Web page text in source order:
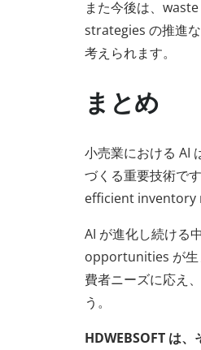
また今後は、
strategies の推進
考えられます。
まとめ
小売業における AI
づくる重要技術で
efficient inventory
AI が進化し続ける
opportunities が生
費者ニーズに応え
う。
HDWEBSOFT は、